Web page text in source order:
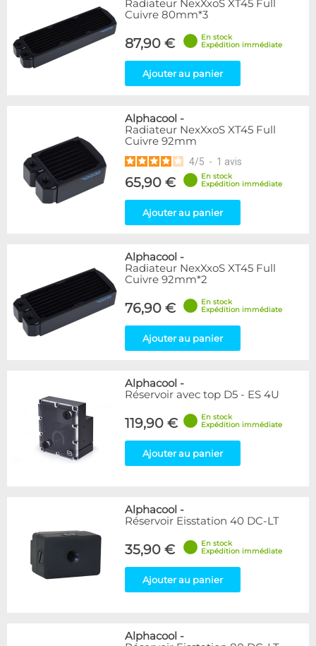
Radiateur NexXxoS XT45 Full
Cuivre 80mm*3
87,90 €
En stock
Expédition immédiate
Ajouter au panier
Alphacool -
Radiateur NexXxoS XT45 Full
Cuivre 92mm
4/5 - 1 avis
65,90 €
En stock
Expédition immédiate
Ajouter au panier
Alphacool -
Radiateur NexXxoS XT45 Full
Cuivre 92mm*2
76,90 €
En stock
Expédition immédiate
Ajouter au panier
Alphacool -
Réservoir avec top D5 - ES 4U
119,90 €
En stock
Expédition immédiate
Ajouter au panier
Alphacool -
Réservoir Eisstation 40 DC-LT
35,90 €
En stock
Expédition immédiate
Ajouter au panier
Alphacool -